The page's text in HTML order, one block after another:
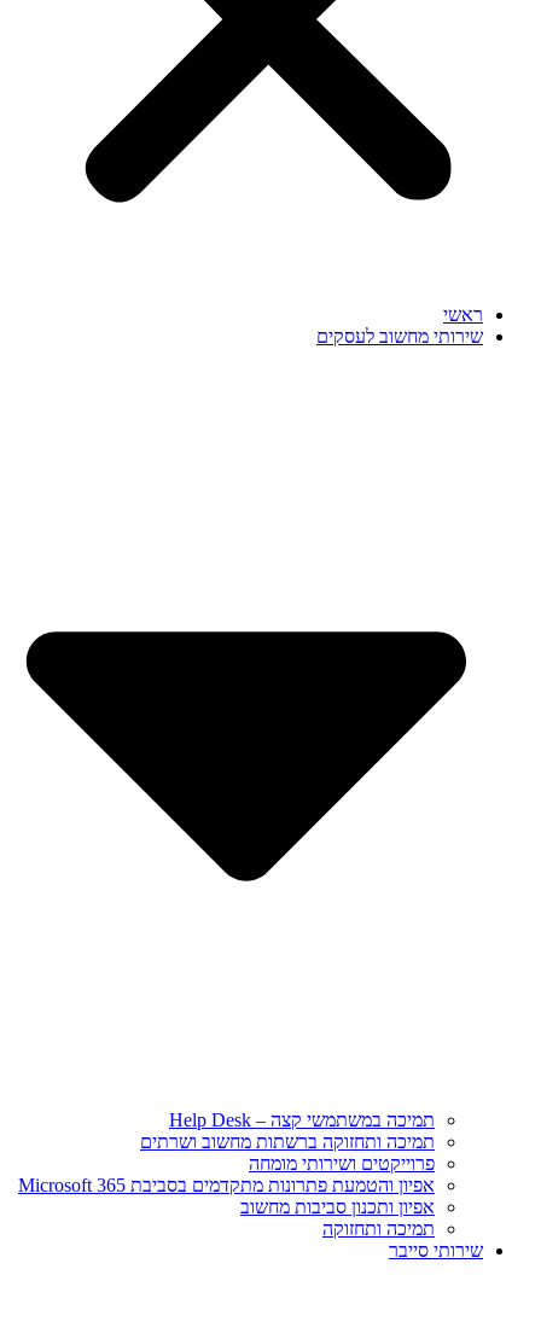
ראשי
שירותי מחשוב לעסקים
תמיכה במשתמשי קצה – Help Desk
תמיכה ותחזוקה ברשתות מחשוב ושרתים
פרוייקטים ושירותי מומחה
אפיון והטמעת פתרונות מתקדמים בסביבת Microsoft 365
אפיון ותכנון סביבות מחשוב
תמיכה ותחזוקה
שירותי סייבר